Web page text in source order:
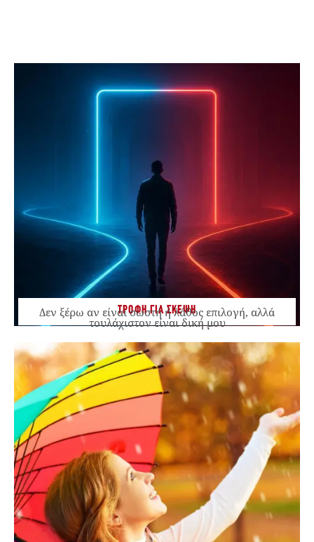
ΤΡΟΦΗ ΓΙΑ ΣΚΕΨΗ
Δεν ξέρω αν είναι σωστή ή λάθος επιλογή, αλλά
τουλάχιστον είναι δική μου